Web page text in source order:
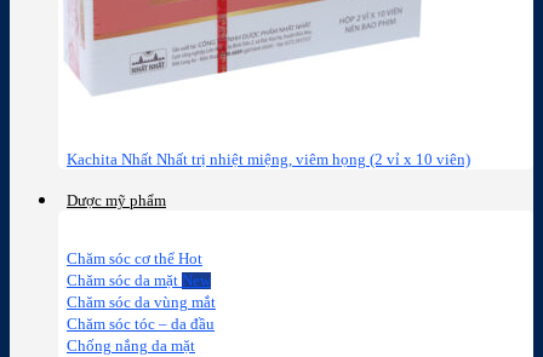
Kachita Nhất Nhất trị nhiệt miệng, viêm họng (2 vỉ x 10 viên)
Dược mỹ phẩm
Chăm sóc cơ thể
Chăm sóc da mặt
Chăm sóc da vùng mắt
Chăm sóc tóc – da đầu
Chống nắng da mặt